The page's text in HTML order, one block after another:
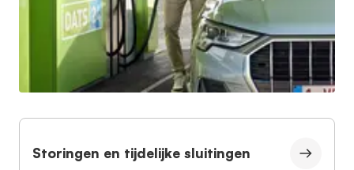
Storingen en tijdelijke sluitingen